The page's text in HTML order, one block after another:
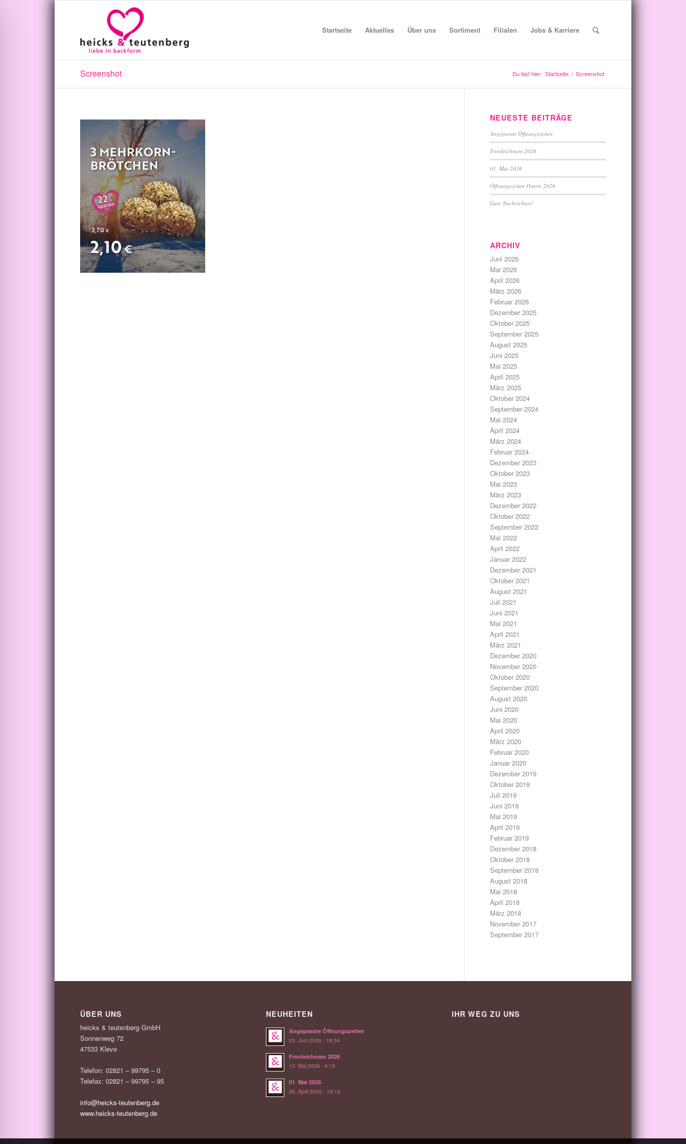
Startseite Aktuelles Über uns Sortiment Filialen Jobs & Karriere
Screenshot Du bist hier: Startseite / Screenshot
NEUESTE BEITRÄGE
Angepasste Öffnungszeiten
Fronleichnam 2026
01. Mai 2026
Öffnungszeiten Ostern 2026
Gute Nachrichten!
ARCHIV
Juni 2026
Mai 2026
April 2026
März 2026
Februar 2026
Dezember 2025
Oktober 2025
September 2025
August 2025
Juni 2025
Mai 2025
April 2025
März 2025
Oktober 2024
September 2024
Mai 2024
April 2024
März 2024
Februar 2024
Dezember 2023
Oktober 2023
Mai 2023
März 2023
Dezember 2022
Oktober 2022
September 2022
Mai 2022
April 2022
Januar 2022
Dezember 2021
Oktober 2021
August 2021
Juli 2021
Juni 2021
Mai 2021
April 2021
März 2021
Dezember 2020
November 2020
Oktober 2020
September 2020
August 2020
Juni 2020
Mai 2020
April 2020
März 2020
Februar 2020
Januar 2020
Dezember 2019
Oktober 2019
Juli 2019
Juni 2019
Mai 2019
April 2019
Februar 2019
Dezember 2018
Oktober 2018
September 2018
August 2018
Mai 2018
April 2018
März 2018
November 2017
September 2017
ÜBER UNS
heicks & teutenberg GmbH
Sonnenweg 72
47533 Kleve
Telefon: 02821 – 99795 – 0
Telefax: 02821 – 99795 – 95
info@heicks-teutenberg.de
www.heicks-teutenberg.de
NEUHEITEN
Angepasste Öffnungszeiten
23. Juni 2026 - 16:54
Fronleichnam 2026
12. Mai 2026 - 8:15
01. Mai 2026
28. April 2026 - 19:12
IHR WEG ZU UNS